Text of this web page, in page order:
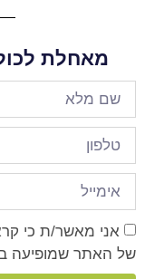
מאחלת
אני מאשר/ת כי
של האתר שמופיעה